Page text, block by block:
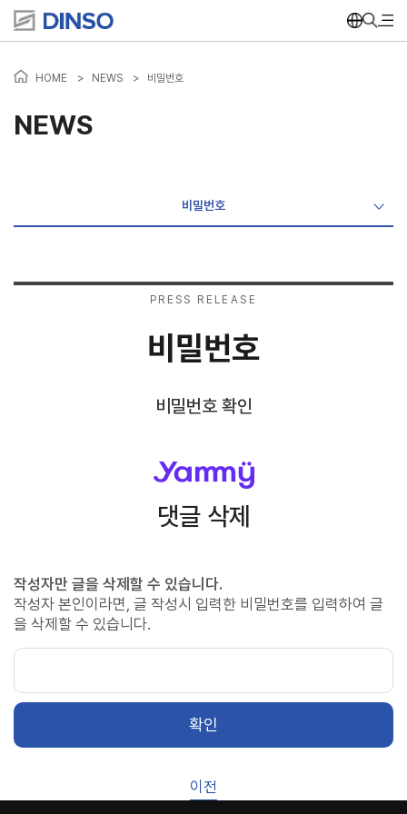
HOME > NEWS > 비밀번호
NEWS
비밀번호
PRESS RELEASE
비밀번호
비밀번호 확인
댓글 삭제
작성자만 글을 삭제할 수 있습니다.
작성자 본인이라면, 글 작성시 입력한 비밀번호를 입력하여 글
을 삭제할 수 있습니다.
확인
이전